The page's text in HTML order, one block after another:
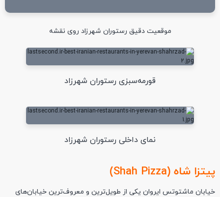
موقعیت دقیق رستوران شهرزاد روی نقشه
قورمه‌سبزی رستوران شهرزاد
نمای داخلی رستوران شهرزاد
پیتزا شاه (Shah Pizza)
خیابان ماشتوتس ایروان یکی از طویل‌ترین و معروف‌ترین خیابان‌های